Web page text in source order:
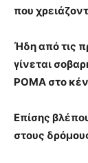
που
Ήδη από τις
γίνεται
ΡΟΜΑ στο
Επίσης
στους